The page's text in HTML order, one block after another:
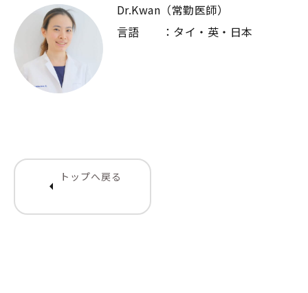
Dr.Kwan（常勤医師）
言語 ：タイ・英・日本
arrow_left
トップへ戻る